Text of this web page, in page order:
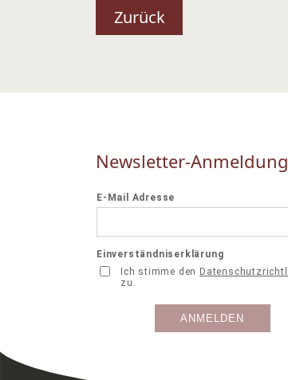
Zurück
Newsletter-Anmeldung